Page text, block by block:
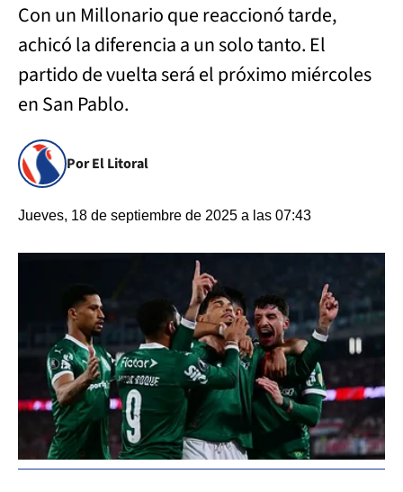
Con un Millonario que reaccionó tarde,
achicó la diferencia a un solo tanto. El
partido de vuelta será el próximo miércoles
en San Pablo.
Por El Litoral
Jueves, 18 de septiembre de 2025 a las 07:43